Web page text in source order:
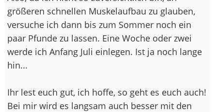
größeren schnellen Muskelaufbau zu glauben,
versuche ich dann bis zum Sommer noch ein
paar Pfunde zu lassen. Eine Woche oder zwei
werde ich Anfang Juli einlegen. Ist ja noch lange
hin...
Ihr lest euch gut, ich hoffe, so geht es euch auch!
Bei mir wird es langsam auch besser mit den